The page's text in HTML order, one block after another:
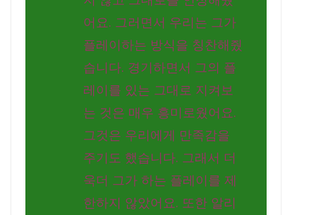
어요. 그러면서 우리는 그가
플레이하는 방식을 칭찬해줬
습니다. 경기하면서 그의 플
레이를 있는 그대로 지켜보
는 것은 매우 흥미로웠어요.
그것은 우리에게 만족감을
주기도 했습니다. 그래서 더
욱더 그가 하는 플레이를 제
한하지 않았어요. 또한 알리